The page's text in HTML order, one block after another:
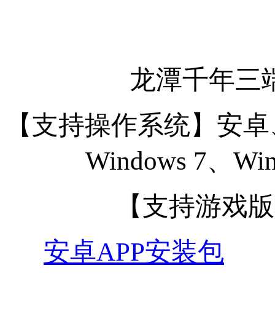
龙潭千年三
【支持操作系统】安
Windows 7、
【支持游戏
安卓APP安装包